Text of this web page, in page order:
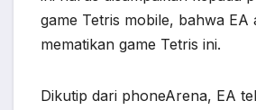
game Tetris mobile, bahwa EA
mematikan game Tetris ini.
Dikutip dari phoneArena, EA